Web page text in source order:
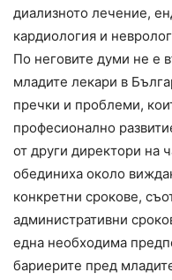
диализното лечение,
кардиология и
По неговите думи не е
младите лекари в
пречки и проблеми,
професионално
от други директори на
обединиха около
конкретни срокове,
административни
една необходима
бариерите пред